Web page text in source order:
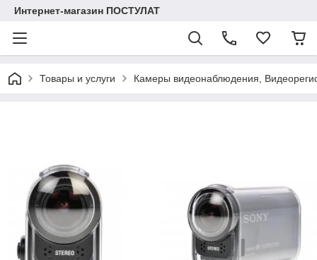
Интернет-магазин ПОСТУЛАТ
Товары и услуги Камеры видеонаблюдения,